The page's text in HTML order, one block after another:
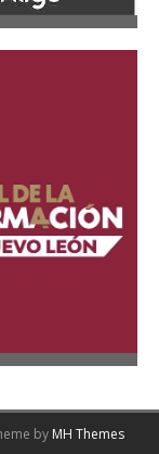
by MH Themes